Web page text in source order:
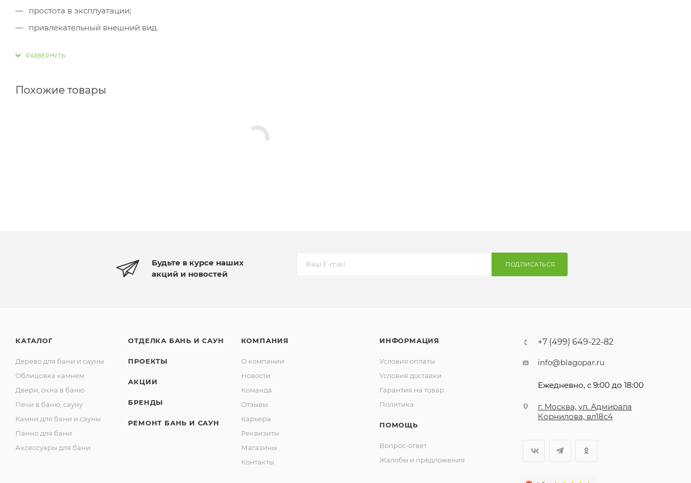
простота в эксплуатации;
привлекательный внешний вид.
Похожие товары
Будьте в курсе наших
акций и новостей
ПОДПИСАТЬСЯ
КАТАЛОГ
Дерево для бани и сауны
Облицовка камнем
Двери, окна в баню
Печи в баню, сауну
Камни для бани и сауны
Панно для бани
Аксессуары для бани
ОТДЕЛКА БАНЬ И САУН
ПРОЕКТЫ
АКЦИИ
БРЕНДЫ
РЕМОНТ БАНЬ И САУН
КОМПАНИЯ
О компании
Новости
Команда
Отзывы
Карьера
Реквизиты
Магазины
Контакты
ИНФОРМАЦИЯ
Условия оплаты
Условия доставки
Гарантия на товар
Политика
ПОМОЩЬ
Вопрос-ответ
Жалобы и предложения
+7 (499) 649-22-82
info@blagopar.ru
Ежедневно, с 9:00 до 18:00
г. Москва, ул. Адмирала
Корнилова, вл18с4